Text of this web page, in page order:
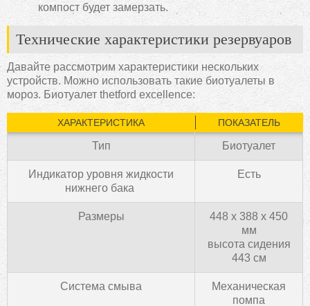
компост будет замерзать.
Технические характеристики резервуаров
Давайте рассмотрим характеристики нескольких
устройств. Можно использовать такие биотуалеты в
мороз. Биотуалет thetford excellence:
ХАРАКТЕРИСТИКА ПОКАЗАТЕЛЬ
Тип Биотуалет
Индикатор уровня жидкости
нижнего бака
Есть
Размеры
448 x 388 x 450
мм
высота сидения
443 см
Система смыва
Механическая
помпа